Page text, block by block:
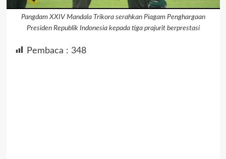
Pangdam XXIV Mandala Trikora serahkan Piagam Penghargaan
Presiden Republik Indonesia kepada tiga prajurit berprestasi
Pembaca : 348